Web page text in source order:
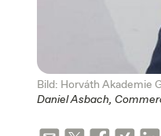
Bild: Horváth Akademie
Daniel Asbach,